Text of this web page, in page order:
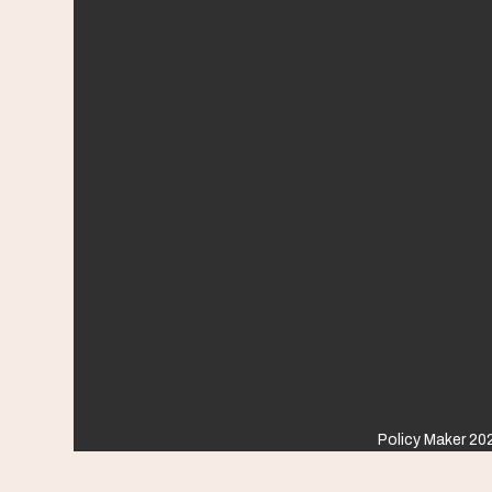
Policy Maker